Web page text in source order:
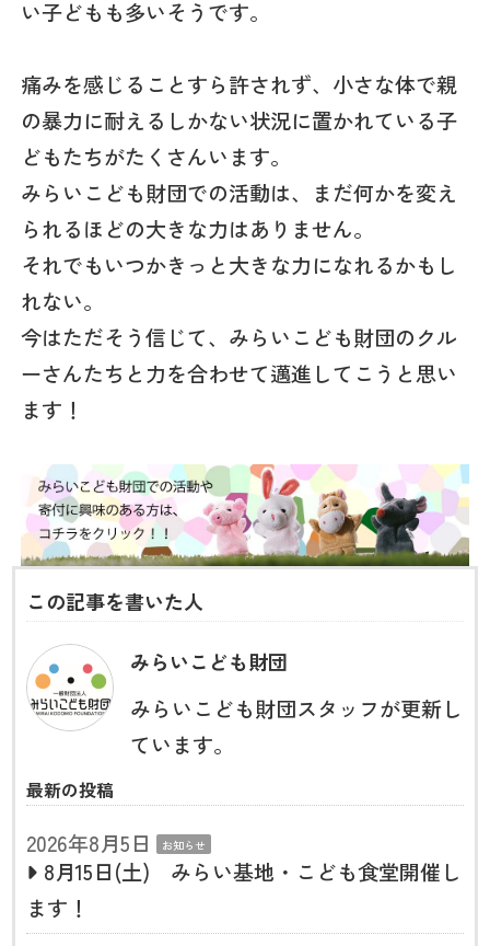
い子どもも多いそうです。
痛みを感じることすら許されず、小さな体で親
の暴力に耐えるしかない状況に置かれている子
どもたちがたくさんいます。
みらいこども財団での活動は、まだ何かを変え
られるほどの大きな力はありません。
それでもいつかきっと大きな力になれるかもし
れない。
今はただそう信じて、みらいこども財団のクル
ーさんたちと力を合わせて邁進してこうと思い
ます！
この記事を書いた人
みらいこども財団
みらいこども財団スタッフが更新し
ています。
最新の投稿
2026年8月5日 お知らせ
8月15日(土) みらい基地・こども食堂開催し
ます！